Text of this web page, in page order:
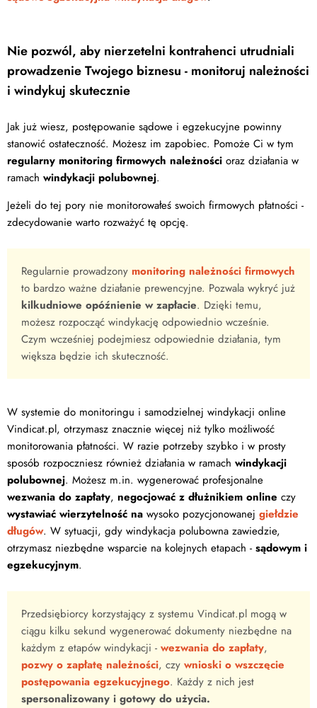
Nie pozwól, aby nierzetelni kontrahenci utrudniali
prowadzenie Twojego biznesu - monitoruj należności
i windykuj skutecznie
Jak już wiesz, postępowanie sądowe i egzekucyjne powinny
stanowić ostateczność. Możesz im zapobiec. Pomoże Ci w tym
regularny monitoring firmowych należności oraz działania w
ramach windykacji polubownej.
Jeżeli do tej pory nie monitorowałeś swoich firmowych płatności -
zdecydowanie warto rozważyć tę opcję.
Regularnie prowadzony monitoring należności firmowych
to bardzo ważne działanie prewencyjne. Pozwala wykryć już
kilkudniowe opóźnienie w zapłacie. Dzięki temu,
możesz rozpocząć windykację odpowiednio wcześnie.
Czym wcześniej podejmiesz odpowiednie działania, tym
większa będzie ich skuteczność.
W systemie do monitoringu i samodzielnej windykacji online
Vindicat.pl, otrzymasz znacznie więcej niż tylko możliwość
monitorowania płatności. W razie potrzeby szybko i w prosty
sposób rozpoczniesz również działania w ramach windykacji
polubownej. Możesz m.in. wygenerować profesjonalne
wezwania do zapłaty, negocjować z dłużnikiem online czy
wystawiać wierzytelność na wysoko pozycjonowanej giełdzie
długów. W sytuacji, gdy windykacja polubowna zawiedzie,
otrzymasz niezbędne wsparcie na kolejnych etapach - sądowym i
egzekucyjnym.
Przedsiębiorcy korzystający z systemu Vindicat.pl mogą w
ciągu kilku sekund wygenerować dokumenty niezbędne na
każdym z etapów windykacji - wezwania do zapłaty,
pozwy o zapłatę należności, czy wnioski o wszczęcie
postępowania egzekucyjnego. Każdy z nich jest
spersonalizowany i gotowy do użycia.